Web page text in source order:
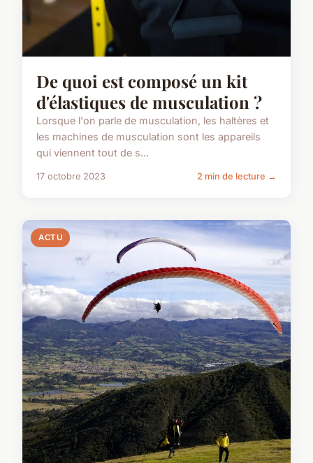
De quoi est composé un kit
d'élastiques de musculation ?
Lorsque l'on parle de musculation, les haltères et
les machines de musculation sont les appareils
qui viennent tout de s...
17 octobre 2023 2 min de lecture →
ACTU